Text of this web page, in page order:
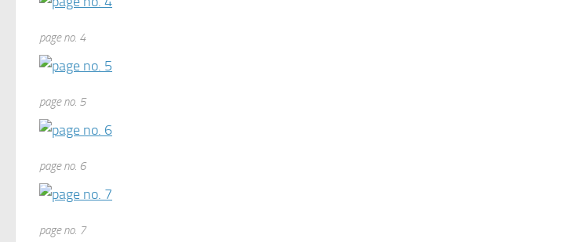
page no. 4
page no. 5
page no. 6
page no. 7